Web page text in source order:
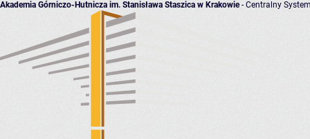
Akademia Górniczo-Hutnicza im. Stanisława Staszica w Krakowie- Centralny